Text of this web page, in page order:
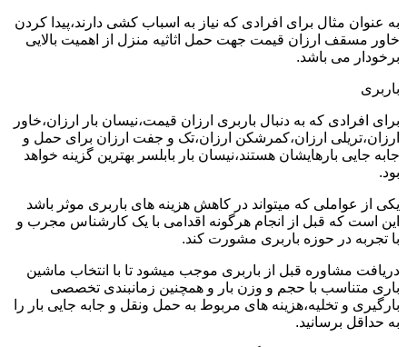
به عنوان مثال برای افرادی که نیاز به اسباب کشی دارند،پیدا کردن
خاور مسقف ارزان قیمت جهت حمل اثاثیه منزل از اهمیت بالایی
برخودار می باشد.
باربری
برای افرادی که به دنبال باربری ارزان قیمت،نیسان بار ارزان،خاور
ارزان،تریلی ارزان،کمرشکن ارزان،تک و جفت ارزان برای حمل و
جابه جایی بارهایشان هستند،نیسان بار بابلسر بهترین گزینه خواهد
بود.
یکی از عواملی که میتواند در کاهش هزینه های باربری موثر باشد
این است که قبل از انجام هرگونه اقدامی با یک کارشناس مجرب و
با تجربه در حوزه باربری مشورت کند.
دریافت مشاوره قبل از باربری موجب میشود تا با انتخاب ماشین
باری متناسب با حجم و وزن بار و همچنین زمانبندی تخصصی
بارگیری و تخلیه،هزینه های مربوط به حمل ونقل و جابه جایی بار را
به حداقل برسانید.